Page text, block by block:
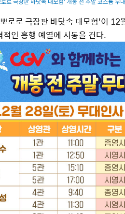
로로 극장판 바닷속 대모험'이
인 흥행 예열에 시동을 건다.